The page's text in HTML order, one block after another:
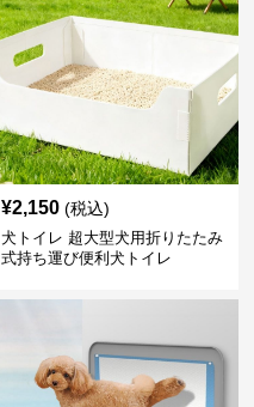
¥2,150 (税込)
犬トイレ 超大型犬用折りたたみ
式持ち運び便利犬トイレ